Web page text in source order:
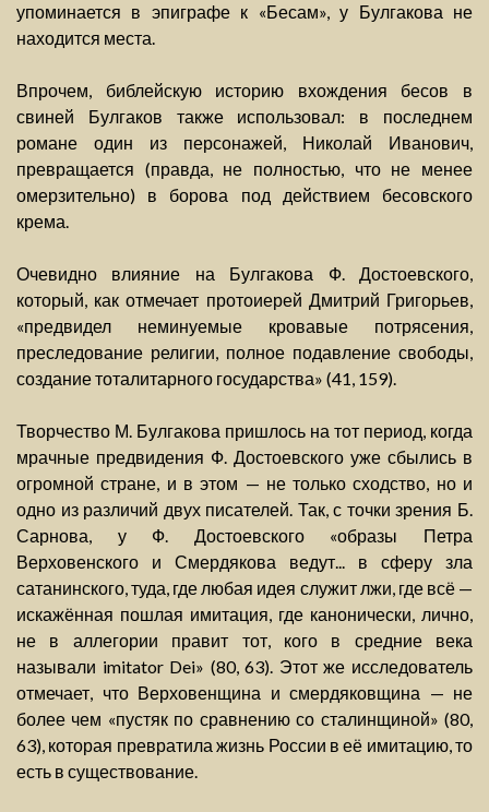
упоминается в эпиграфе к «Бесам», у Булгакова не
находится места.
Впрочем, библейскую историю вхождения бесов в
свиней Булгаков также использовал: в последнем
романе один из персонажей, Николай Иванович,
превращается (правда, не полностью, что не менее
омерзительно) в борова под действием бесовского
крема.
Очевидно влияние на Булгакова Ф. Достоевского,
который, как отмечает протоиерей Дмитрий Григорьев,
«предвидел неминуемые кровавые потрясения,
преследование религии, полное подавление свободы,
создание тоталитарного государства» (41, 159).
Творчество М. Булгакова пришлось на тот период, когда
мрачные предвидения Ф. Достоевского уже сбылись в
огромной стране, и в этом — не только сходство, но и
одно из различий двух писателей. Так, с точки зрения Б.
Сарнова, у Ф. Достоевского «образы Петра
Верховенского и Смердякова ведут... в сферу зла
сатанинского, туда, где любая идея служит лжи, где всё —
искажённая пошлая имитация, где канонически, лично,
не в аллегории правит тот, кого в средние века
называли imitator Dei» (80, 63). Этот же исследователь
отмечает, что Верховенщина и смердяковщина — не
более чем «пустяк по сравнению со сталинщиной» (80,
63), которая превратила жизнь России в её имитацию, то
есть в существование.